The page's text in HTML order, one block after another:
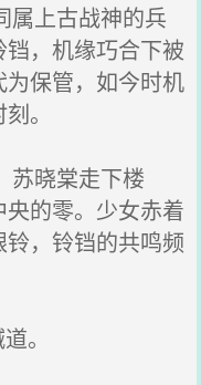
上古战神的兵
，机缘巧合下被
保管，如今时机
。
晓棠走下楼
的零。少女赤着
，铃铛的共鸣频
。